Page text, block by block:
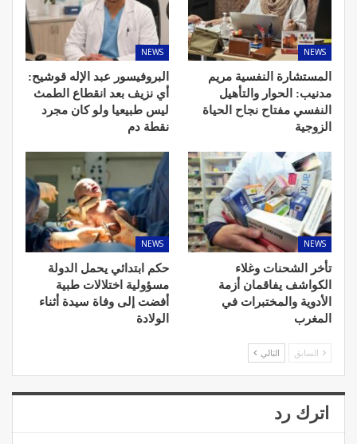
NEWS
المستشارة النفسية مريم
مدنيب: الحوار والتأهيل
النفسي مفتاح نجاح الحياة
الزوجية
NEWS
البروفيسور عبد الإله قوشيح:
أي نزيف بعد انقطاع الطمث
ليس طبيعيا ولو كان مجرد
نقطة دم
NEWS
تأخر الشحنات وغلاء
الكواشف يفاقمان أزمة
الأدوية والمختبرات في
المغرب
NEWS
حكم ابتدائي يحمل الدولة
مسؤولية اختلالات طبية
أفضت إلى وفاة سيدة أثناء
الولادة
السابق التالي
اترك رد